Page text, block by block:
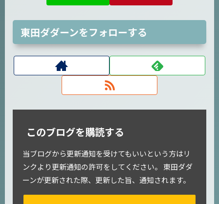
東田ダダーンをフォローする
このブログを購読する
当ブログから更新通知を受けてもいいという方はリ
ンクより更新通知の許可をしてください。 東田ダダ
ーンが更新された際、更新した旨、通知されます。